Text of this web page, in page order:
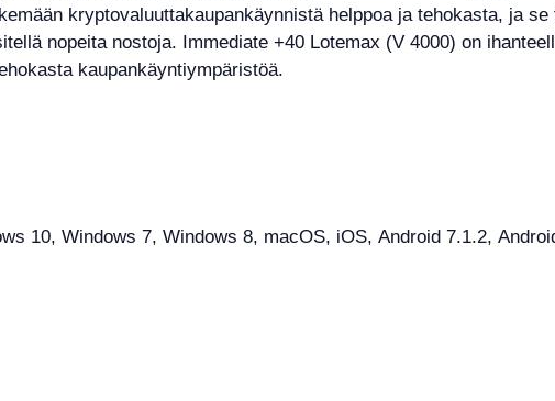
kryptovaluuttakaupankäynnistä helppoa ja tehokasta, ja
nopeita nostoja. Immediate +40 Lotemax (V 4000) on
kaupankäyntiympäristöä.
10, Windows 7, Windows 8, macOS, iOS, Android 7.1.2,